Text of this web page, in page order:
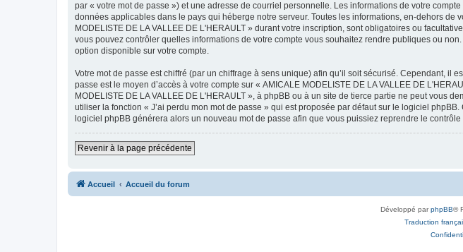
par « votre mot de passe ») et une adresse de courriel personnelle. Les informations de votre
données applicables dans le pays qui héberge notre serveur. Toutes les informations, en-dehors de
MODELISTE DE LA VALLEE DE L'HERAULT » durant votre inscription, sont obligatoires ou
vous pouvez contrôler quelles informations de votre compte vous souhaitez rendre publiques ou
option disponible sur votre compte.
Votre mot de passe est chiffré (par un chiffrage à sens unique) afin qu’il soit sécurisé. Cependant, il
passe est le moyen d’accès à votre compte sur « AMICALE MODELISTE DE LA VALLEE DE
MODELISTE DE LA VALLEE DE L'HERAULT », à phpBB ou à un site de tierce partie ne peut vous
utiliser la fonction « J’ai perdu mon mot de passe » qui est proposée par défaut sur le logiciel
logiciel phpBB générera alors un nouveau mot de passe afin que vous puissiez reprendre le contrôle
Revenir à la page précédente
Accueil Accueil du forum
Développé parphpBB®
Traduction